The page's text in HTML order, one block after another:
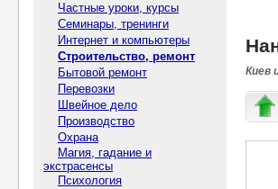
Частные уроки, курсы
Семинары, тренинги
Интернет и компьютеры
Строительство, ремонт
Бытовой ремонт
Перевозки
Швейное дело
Производство
Охрана
Магия, гадание и
экстрасенсы
Психология
Киев